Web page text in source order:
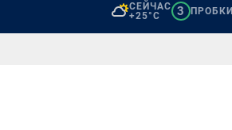
СЕЙЧАС
+25°C
3 ПРОБКИ